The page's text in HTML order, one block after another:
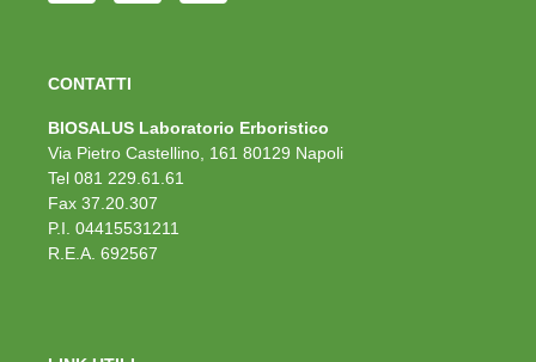
CONTATTI
BIOSALUS Laboratorio Erboristico
Via Pietro Castellino, 161 80129 Napoli
Tel 081 229.61.61
Fax 37.20.307
P.I. 04415531211
R.E.A. 692567